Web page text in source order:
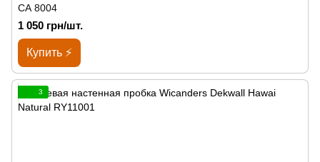
СА 8004
1 050 грн/шт.
Купить ⚡
3